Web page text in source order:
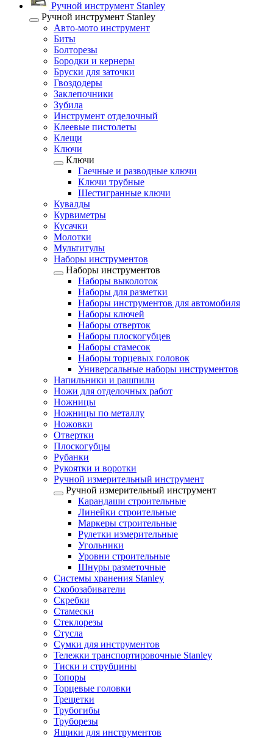
Ручной инструмент Stanley
Ручной инструмент Stanley
Авто-мото инструмент
Биты
Болторезы
Бородки и кернеры
Бруски для заточки
Гвоздодеры
Заклепочники
Зубила
Инструмент отделочный
Клеевые пистолеты
Клещи
Ключи
Ключи
Гаечные и разводные ключи
Ключи трубные
Шестигранные ключи
Кувалды
Курвиметры
Кусачки
Молотки
Мультитулы
Наборы инструментов
Наборы инструментов
Наборы выколоток
Наборы для разметки
Наборы инструментов для автомобиля
Наборы ключей
Наборы отверток
Наборы плоскогубцев
Наборы стамесок
Наборы торцевых головок
Универсальные наборы инструментов
Напильники и рашпили
Ножи для отделочных работ
Ножницы
Ножницы по металлу
Ножовки
Отвертки
Плоскогубцы
Рубанки
Рукоятки и воротки
Ручной измерительный инструмент
Ручной измерительный инструмент
Карандаши строительные
Линейки строительные
Маркеры строительные
Рулетки измерительные
Угольники
Уровни строительные
Шнуры разметочные
Системы хранения Stanley
Скобозабиватели
Скребки
Стамески
Стеклорезы
Стусла
Сумки для инструментов
Тележки транспортировочные Stanley
Тиски и струбцины
Топоры
Торцевые головки
Трещетки
Трубогибы
Труборезы
Ящики для инструментов